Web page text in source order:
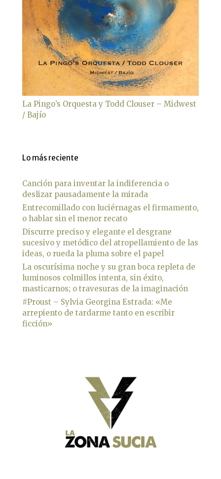
La Pingo’s Orquesta y Todd Clouser – Midwest
/ Bajío
Lo más reciente
Canción para inventar la indiferencia o
deslizar pausadamente la mirada
Entrecomillado con luciérnagas el firmamento,
o hablar sin el menor recato
Discurre preciso y elegante el desgrane
sucesivo y metódico del atropellamiento de las
ideas, o rueda la pluma sobre el papel
La oscurísima noche y su gran boca repleta de
luminosos colmillos intenta, sin éxito,
masticarnos; o travesuras de la imaginación
#Proust – Sylvia Georgina Estrada: «Me
arrepiento de tardarme tanto en escribir
ficción»